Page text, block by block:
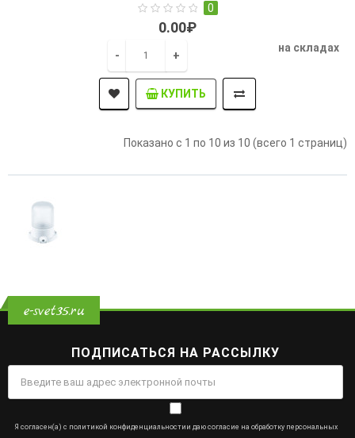
0
0.00₽
- +
на складах
КУПИТЬ
Показано с 1 по 10 из 10 (всего 1 страниц)
e-svet35.ru
ПОДПИСАТЬСЯ НА РАССЫЛКУ
Я согласен(а) с политикой конфиденциальности и даю согласие на обработку персональных